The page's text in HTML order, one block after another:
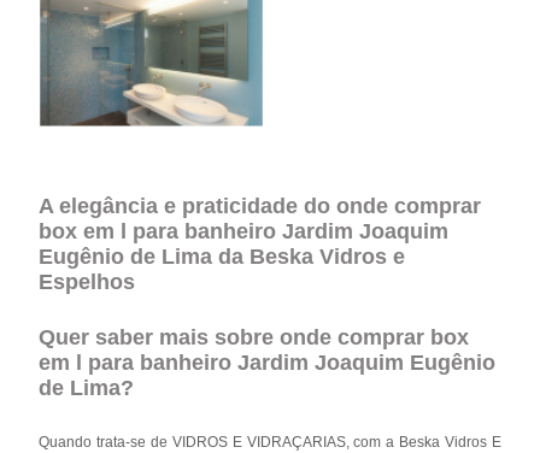
A elegância e praticidade do onde comprar
box em l para banheiro Jardim Joaquim
Eugênio de Lima da Beska Vidros e
Espelhos
Quer saber mais sobre onde comprar box
em l para banheiro Jardim Joaquim Eugênio
de Lima?
Quando trata-se de VIDROS E VIDRAÇARIAS, com a Beska Vidros E